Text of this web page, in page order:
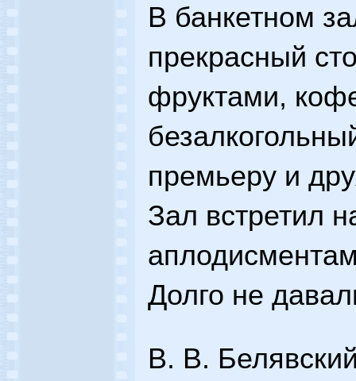
В банкетном
прекрасный
фруктами,
премьеру и
Зал встретил
Долго не
В. В.